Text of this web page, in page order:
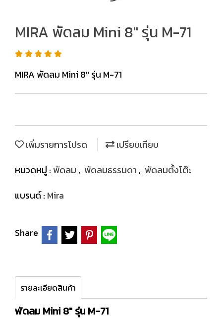
MIRA พัดลม Mini 8" รุ่น M-71
MIRA พัดลม Mini 8" รุ่น M-71
เพิ่มรายการโปรด
เปรียบเทียบ
หมวดหมู่ : พัดลม , พัดลมธรรมดา , พัดลมตั้งโต๊ะ
แบรนด์ : Mira
Share
รายละเอียดสินค้า
พัดลม Mini 8" รุ่น M-71